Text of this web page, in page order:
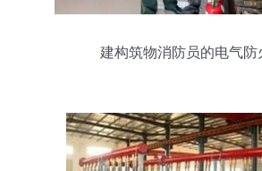
建构筑物消防员的电气防